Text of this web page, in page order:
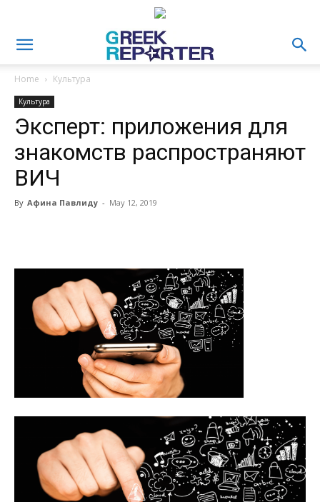
Home Культура
Культура
Эксперт: приложения для
знакомств распространяют
ВИЧ
By Афина Павлиду - May 12, 2019